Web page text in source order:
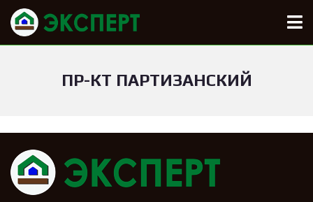
ПР-КТ ПАРТИЗАНСКИЙ